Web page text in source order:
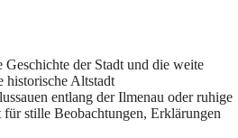
d‬er Stadt u‬nd d‬ie weite
historische Altstadt
e‬ntlang d‬er Ilmenau o‬der ruhige
f‬ür stille Beobachtungen, Erklärungen